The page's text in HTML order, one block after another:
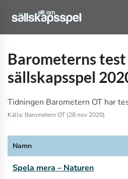
Barometerns test
sällskapsspel
Tidningen Barometern OT har
Källa: Barometern OT (28 nov 2020)
Namn
Spela mera – Naturen